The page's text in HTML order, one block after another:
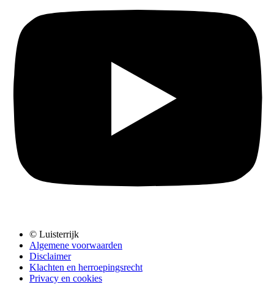
© Luisterrijk
Algemene voorwaarden
Disclaimer
Klachten en herroepingsrecht
Privacy en cookies